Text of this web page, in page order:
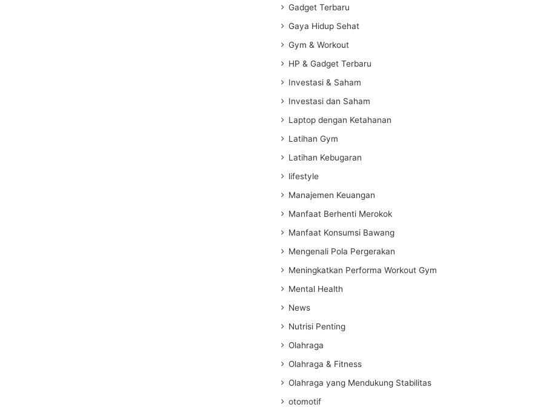
Gadget Terbaru
Gaya Hidup Sehat
Gym & Workout
HP & Gadget Terbaru
Investasi & Saham
Investasi dan Saham
Laptop dengan Ketahanan
Latihan Gym
Latihan Kebugaran
lifestyle
Manajemen Keuangan
Manfaat Berhenti Merokok
Manfaat Konsumsi Bawang
Mengenali Pola Pergerakan
Meningkatkan Performa Workout Gym
Mental Health
News
Nutrisi Penting
Olahraga
Olahraga & Fitness
Olahraga yang Mendukung Stabilitas
otomotif